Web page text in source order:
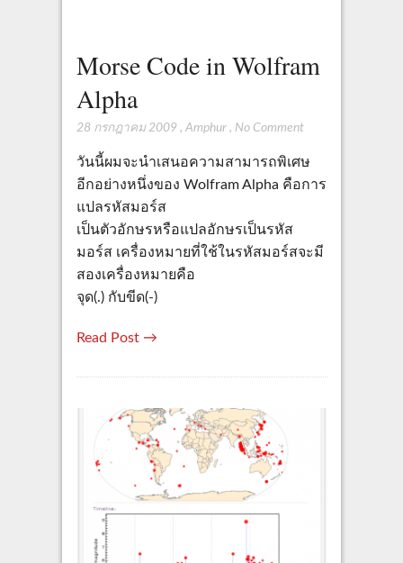
Morse Code in Wolfram
Alpha
28 กรกฎาคม 2009 , Amphur, No Comment
วันนี้ผมจะนำเสนอความสามารถพิเศษ
อีกอย่างหนึ่งของ Wolfram Alpha คือการ
แปลรหัสมอร์ส
เป็นตัวอักษรหรือแปลอักษรเป็นรหัส
มอร์ส เครื่องหมายที่ใช้ในรหัสมอร์สจะมี
สองเครื่องหมายคือ
จุด(.) กับขีด(-)
Read Post →